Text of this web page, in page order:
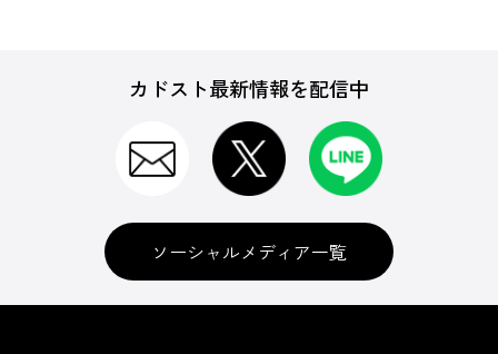
カドスト最新情報を配信中
ソーシャルメディア一覧